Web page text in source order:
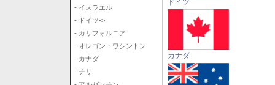
- イスラエル
- ドイツ->
- カリフォルニア
- オレゴン・ワシントン
- カナダ
- チリ
ドイツ
カナダ